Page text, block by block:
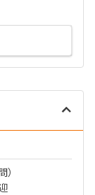
）